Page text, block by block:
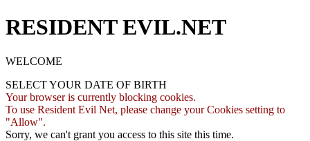
RESIDENT EVIL.NET
WELCOME
SELECT YOUR DATE OF BIRTH
Your browser is currently blocking cookies.
To use Resident Evil Net, please change your Cookies setting to
"Allow".
Sorry, we can't grant you access to this site this time.